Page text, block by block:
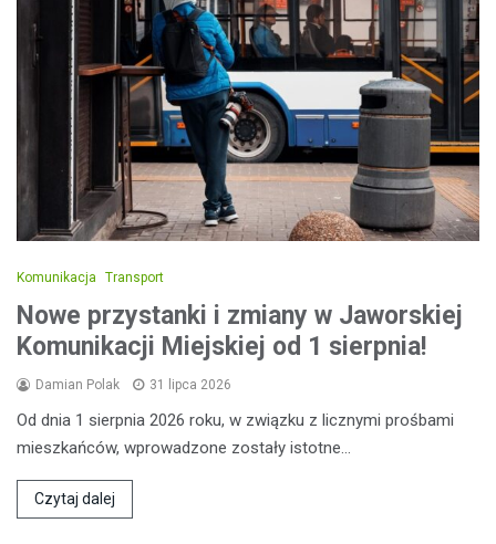
Komunikacja Transport
Nowe przystanki i zmiany w Jaworskiej
Komunikacji Miejskiej od 1 sierpnia!
Damian Polak 31 lipca 2026
Od dnia 1 sierpnia 2026 roku, w związku z licznymi prośbami
mieszkańców, wprowadzone zostały istotne…
Czytaj dalej